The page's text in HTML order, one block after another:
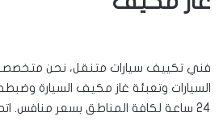
فني تكييف سيارات متنقل، نحن
السيارات وتعبئة غاز مكيف السيارة
24 ساعة لكافة المناطق بسعر منافس. اتصل بنا لطلب الخدمة: